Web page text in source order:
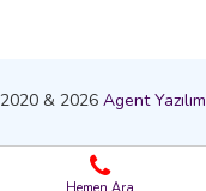
2020 & 2026 Agent Yazılım